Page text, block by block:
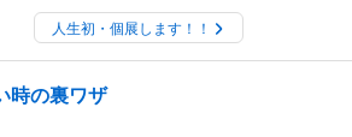
人生初・個展します！！
時の裏ワザ